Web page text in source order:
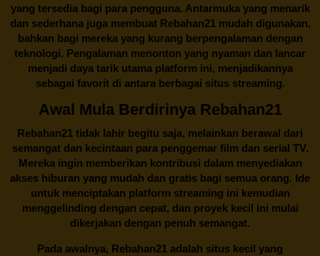
yang tersedia bagi para pengguna. Antarmuka yang menarik
dan sederhana juga membuatRebahan21mudah digunakan,
bahkan bagi mereka yang kurang berpengalaman dengan
teknologi. Pengalaman menonton yang nyaman dan lancar
menjadi daya tarik utama platform ini, menjadikannya
sebagai favorit di antara berbagai situs streaming.
Awal Mula Berdirinya Rebahan21
Rebahan21 tidak lahir begitu saja, melainkan berawal dari
semangat dan kecintaan para penggemar film dan serial TV.
Mereka ingin memberikan kontribusi dalam menyediakan
akses hiburan yang mudah dan gratis bagi semua orang. Ide
untuk menciptakan platform streaming ini kemudian
menggelinding dengan cepat, dan proyek kecil ini mulai
dikerjakan dengan penuh semangat.
Pada awalnya, Rebahan21 adalah situs kecil yang